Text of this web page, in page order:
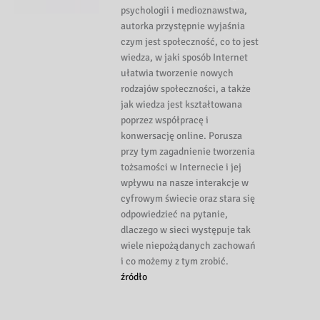
psychologii i medioznawstwa,
autorka przystępnie wyjaśnia
czym jest społeczność, co to jest
wiedza, w jaki sposób Internet
ułatwia tworzenie nowych
rodzajów społeczności, a także
jak wiedza jest kształtowana
poprzez współpracę i
konwersację online. Porusza
przy tym zagadnienie tworzenia
tożsamości w Internecie i jej
wpływu na nasze interakcje w
cyfrowym świecie oraz stara się
odpowiedzieć na pytanie,
dlaczego w sieci występuje tak
wiele niepożądanych zachowań
i co możemy z tym zrobić.
źródło